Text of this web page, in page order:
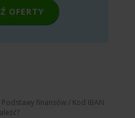
OFERTY
Podstawy finansów/ Kod IBAN